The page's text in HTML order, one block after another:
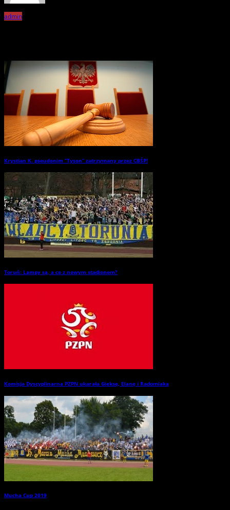
admin
Krystian K. pseudonim “Tyson” zatrzymany przez CBŚP!
Toruń: Lampy są, a co z nowym stadionem?
Komisja Dyscyplinarna PZPN ukarała Gieksę, Elanę i Radomiaka
Mucha Cup 2019